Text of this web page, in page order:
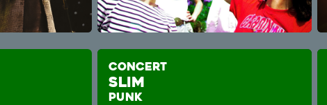
CONCERT
Slim
PUNK